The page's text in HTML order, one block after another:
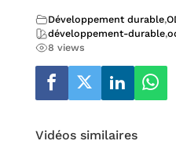
Développement durable,
développement-durable,
8 views
Vidéos similaires